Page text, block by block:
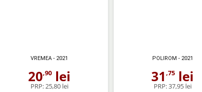
VREMEA - 2021
20,90 lei
PRP: 25,80 lei
POLIROM - 2021
31 ,75 lei
PRP:37,95 lei